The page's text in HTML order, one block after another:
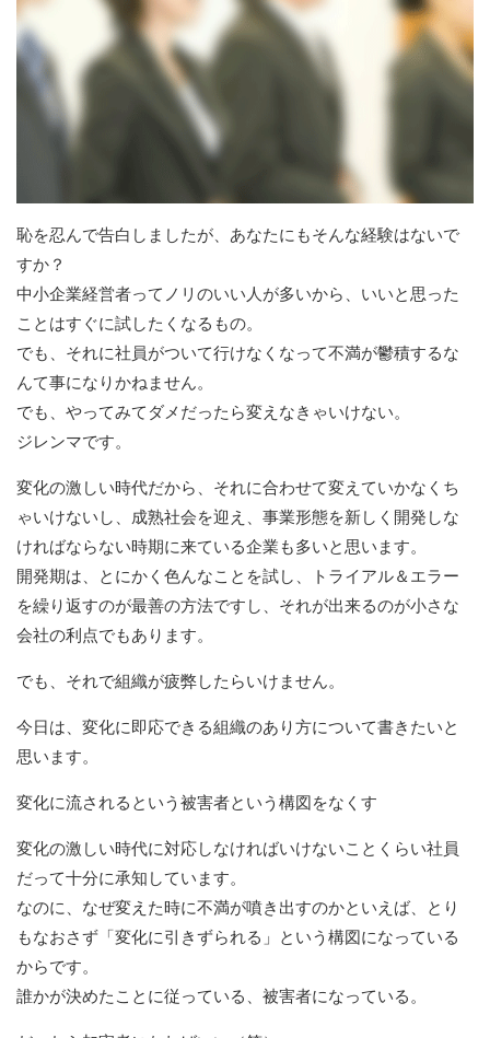
恥を忍んで告白しましたが、あなたにもそんな経験はないで
すか？
中小企業経営者ってノリのいい人が多いから、いいと思った
ことはすぐに試したくなるもの。
でも、それに社員がついて行けなくなって不満が鬱積するな
んて事になりかねません。
でも、やってみてダメだったら変えなきゃいけない。
ジレンマです。
変化の激しい時代だから、それに合わせて変えていかなくち
ゃいけないし、成熟社会を迎え、事業形態を新しく開発しな
ければならない時期に来ている企業も多いと思います。
開発期は、とにかく色んなことを試し、トライアル＆エラー
を繰り返すのが最善の方法ですし、それが出来るのが小さな
会社の利点でもあります。
でも、それで組織が疲弊したらいけません。
今日は、変化に即応できる組織のあり方について書きたいと
思います。
変化に流されるという被害者という構図をなくす
変化の激しい時代に対応しなければいけないことくらい社員
だって十分に承知しています。
なのに、なぜ変えた時に不満が噴き出すのかといえば、とり
もなおさず「変化に引きずられる」という構図になっている
からです。
誰かが決めたことに従っている、被害者になっている。